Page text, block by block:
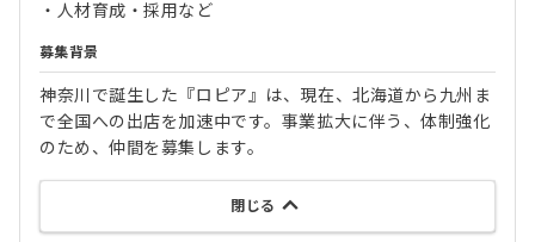
・人材育成・採用など
募集背景
神奈川で誕生した『ロピア』は、現在、北海道から九州ま
で全国への出店を加速中です。事業拡大に伴う、体制強化
のため、仲間を募集します。
閉じる